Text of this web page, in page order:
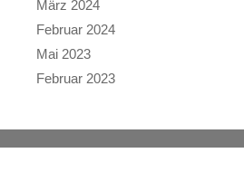
März 2024
Februar 2024
Mai 2023
Februar 2023